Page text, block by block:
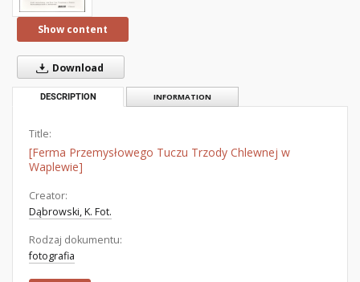
Show content
Download
DESCRIPTION INFORMATION
Title:
[Ferma Przemysłowego Tuczu Trzody Chlewnej w
Waplewie]
Creator:
Dąbrowski, K. Fot.
Rodzaj dokumentu:
fotografia